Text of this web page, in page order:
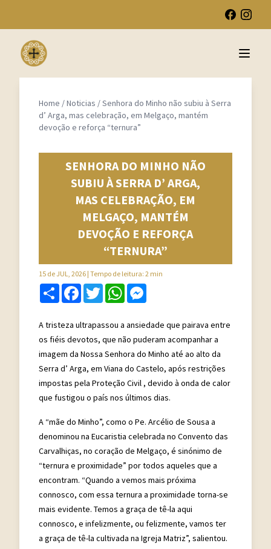
Open
Home /Noticias /Senhora do Minho não subiu à Serra
d’ Arga, mas celebração, em Melgaço, mantém
devoção e reforça “ternura”
SENHORA DO MINHO NÃO
SUBIU À SERRA D’ ARGA,
MAS CELEBRAÇÃO, EM
MELGAÇO, MANTÉM
DEVOÇÃO E REFORÇA
“TERNURA”
15 de JUL, 2026 | Tempo de leitura: 2 min
Share FacebookTwitterWhatsApp
A tristeza ultrapassou a ansiedade que pairava entre
os fiéis devotos, que não puderam acompanhar a
imagem da Nossa Senhora do Minho até ao alto da
Serra d’ Arga, em Viana do Castelo, após restrições
impostas pela Proteção Civil , devido à onda de calor
que fustigou o país nos últimos dias.
A “mãe do Minho”, como o Pe. Arcélio de Sousa a
denominou na Eucaristia celebrada no Convento das
Carvalhiças, no coração de Melgaço, é sinónimo de
“ternura e proximidade” por todos aqueles que a
encontram. “Quando a vemos mais próxima
connosco, com essa ternura a proximidade torna-se
mais evidente. Temos a graça de tê-la aqui
connosco, e infelizmente, ou felizmente, vamos ter
a graça de tê-la cultivada na Igreja Matriz”, salientou.